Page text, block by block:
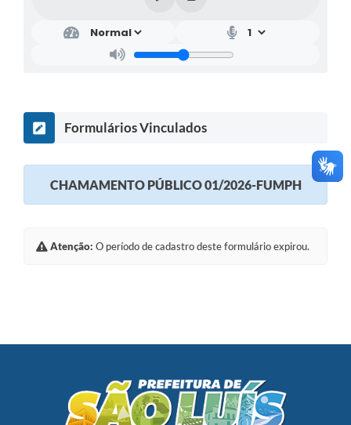
Formulários Vinculados
CHAMAMENTO PÚBLICO 01/2026-FUMPH
Atenção: O período de cadastro deste formulário expirou.